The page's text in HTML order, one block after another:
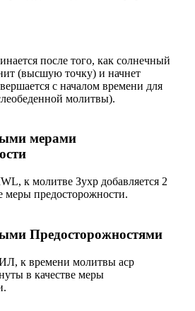
после того, как солнечный
(высшую точку) и начнет
с началом времени для
молитвы).
мерами
к молитве Зухр добавляется 2
меры предосторожности.
Предосторожностями
к времени молитвы аср
в качестве меры